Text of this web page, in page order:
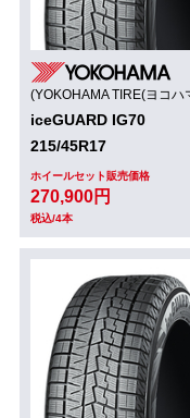
(YOKOHAMA TIRE(ヨコハ
iceGUARD IG70
215/45R17
ホイールセット販売価格
270,900円
税込/4本